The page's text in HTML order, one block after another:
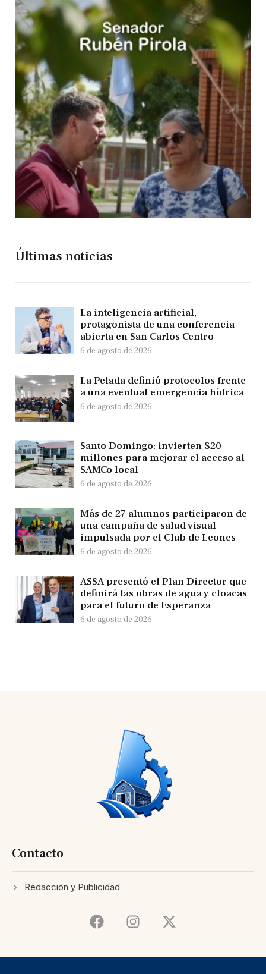
Últimas noticias
La inteligencia artificial,
protagonista de una conferencia
abierta en San Carlos Centro
6 de agosto de 2026
La Pelada definió protocolos frente
a una eventual emergencia hídrica
6 de agosto de 2026
Santo Domingo: invierten $20
millones para mejorar el acceso al
SAMCo local
6 de agosto de 2026
Más de 27 alumnos participaron de
una campaña de salud visual
impulsada por el Club de Leones
6 de agosto de 2026
ASSA presentó el Plan Director que
definirá las obras de agua y cloacas
para el futuro de Esperanza
6 de agosto de 2026
Contacto
Redacción y Publicidad